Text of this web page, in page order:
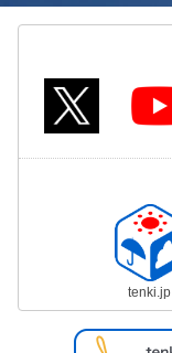
tenki.jp